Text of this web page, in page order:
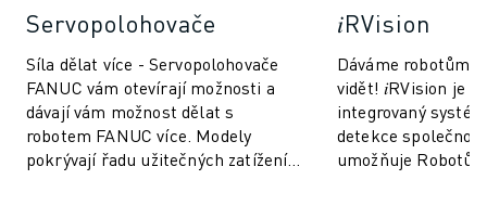
Servopolohovače
Síla dělat více - Servopolohovače
FANUC vám otevírají možnosti a
dávají vám možnost dělat s
robotem FANUC více. Modely
pokrývají řadu užitečných zatížení
𝑖RVision
Dáváme robotům
vidět! 𝑖RVision je
integrovaný
detekce
umožňuje